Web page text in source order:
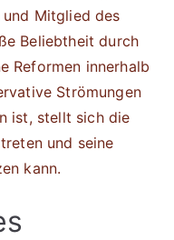
Mitglied des
Beliebtheit durch
Reformen innerhalb
Strömungen
ist, stellt sich die
und seine
kann.